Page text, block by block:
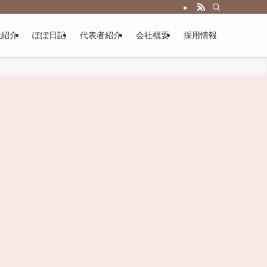
介 ぽぽ日記 代表者紹介 会社概要 採用情報